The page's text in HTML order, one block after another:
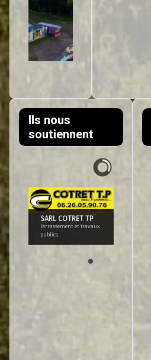
Ils nous
soutiennent
SARL COTRET TP¨
Terrassement et travaux
publics